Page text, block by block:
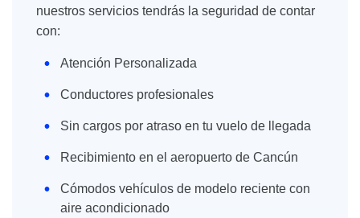
nuestros servicios tendrás la seguridad de contar
con:
Atención Personalizada
Conductores profesionales
Sin cargos por atraso en tu vuelo de llegada
Recibimiento en el aeropuerto de Cancún
Cómodos vehículos de modelo reciente con
aire acondicionado